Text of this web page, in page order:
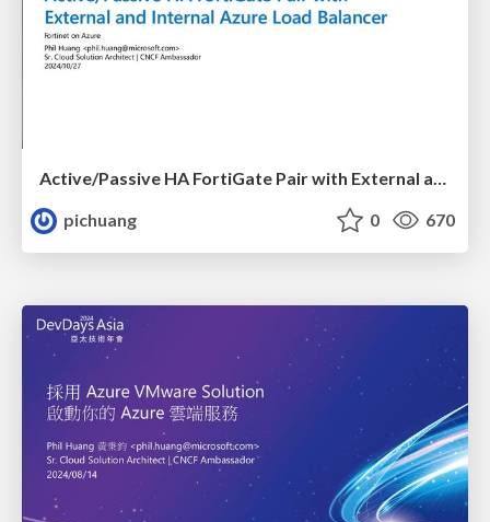
Active/Passive HA FortiGate Pair with External and Internal Azure Load Balancer
pichuang
0 670